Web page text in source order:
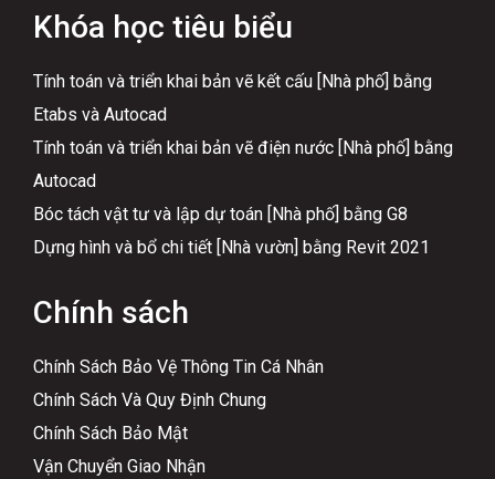
Khóa học tiêu biểu
Tính toán và triển khai bản vẽ kết cấu [Nhà phố] bằng
Etabs và Autocad
Tính toán và triển khai bản vẽ điện nước [Nhà phố] bằng
Autocad
Bóc tách vật tư và lập dự toán [Nhà phố] bằng G8
Dựng hình và bổ chi tiết [Nhà vườn] bằng Revit 2021
Chính sách
Chính Sách Bảo Vệ Thông Tin Cá Nhân
Chính Sách Và Quy Định Chung
Chính Sách Bảo Mật
Vận Chuyển Giao Nhận